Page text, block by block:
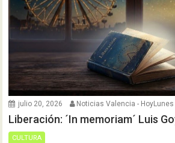
julio 20, 2026 Noticias Valencia - HoyLunes
Liberación: ´In memoriam´ Luis
CULTURA